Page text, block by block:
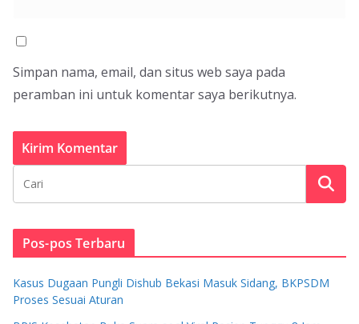
Simpan nama, email, dan situs web saya pada
peramban ini untuk komentar saya berikutnya.
Pos-pos Terbaru
Kasus Dugaan Pungli Dishub Bekasi Masuk Sidang, BKPSDM
Proses Sesuai Aturan